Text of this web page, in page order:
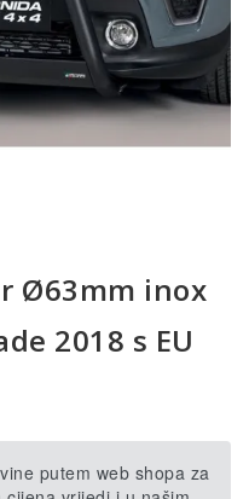
Ø63mm inox
2018 s EU
putem web shopa za